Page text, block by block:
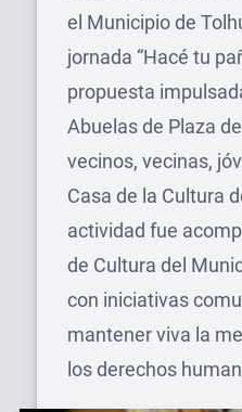
el Municipio de
jornada “Hacé tu
propuesta
Abuelas de Plaza
vecinos, vecinas,
Casa de la Cultura
actividad fue
de Cultura del
con iniciativas
mantener viva la
los derechos